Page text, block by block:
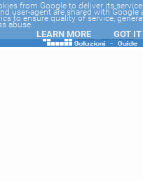
from Google to deliver its
user-agent are shared with
to ensure quality of service,
abuse.
LEARN MORE GOT IT